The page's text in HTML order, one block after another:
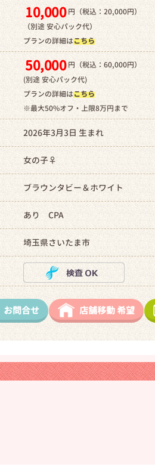
10,000 円（税込：20,000円）
（別途 安心パック代）
プランの詳細はこちら
50,000 円（税込：60,000円）
(別途 安心パック代)
プランの詳細はこちら
※最大50%オフ・上限8万円まで
2026年3月3日 生まれ
女の子♀
ブラウンタビー＆ホワイト
あり CPA
埼玉県さいたま市
お問合せ 店舗移動希望